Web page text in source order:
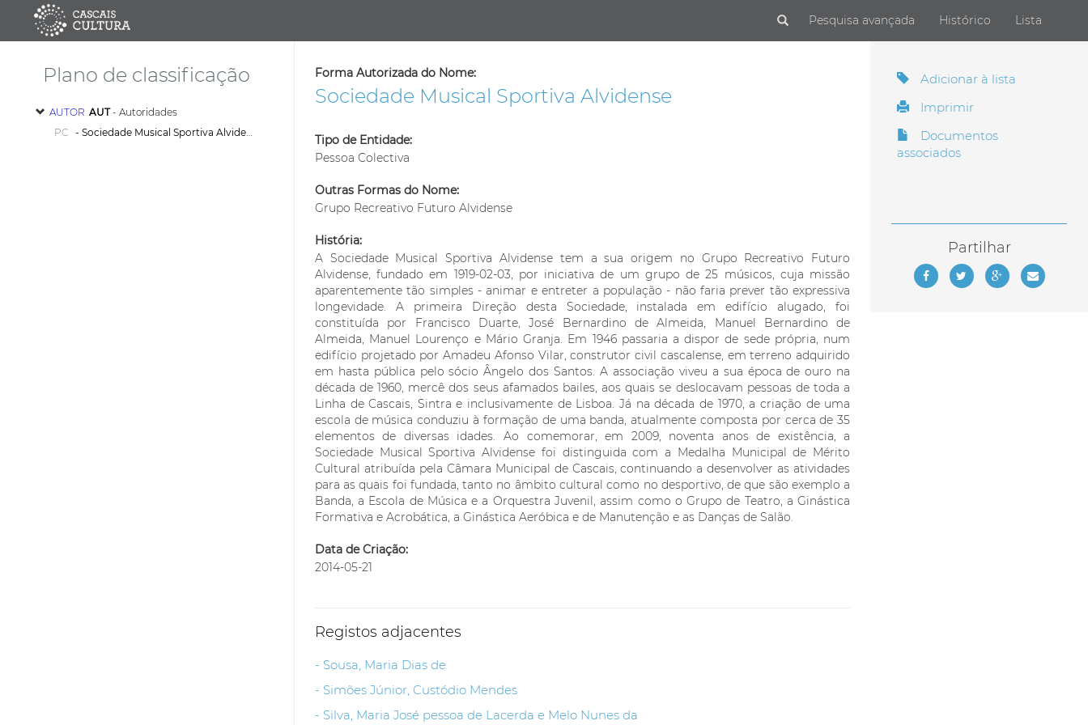
SubmitPesquisa avançada Histórico Lista
Plano de classificação
AUTOR AUT- Autoridades
PC - Sociedade Musical Sportiva Alvidense
Forma Autorizada do Nome:
Sociedade Musical Sportiva Alvidense
Tipo de Entidade:
Pessoa Colectiva
Outras Formas do Nome:
Grupo Recreativo Futuro Alvidense
História:
A Sociedade Musical Sportiva Alvidense tem a sua origem no Grupo Recreativo Futuro
Alvidense, fundado em 1919-02-03, por iniciativa de um grupo de 25 músicos, cuja missão
aparentemente tão simples - animar e entreter a população - não faria prever tão expressiva
longevidade. A primeira Direção desta Sociedade, instalada em edifício alugado, foi
constituída por Francisco Duarte, José Bernardino de Almeida, Manuel Bernardino de
Almeida, Manuel Lourenço e Mário Granja. Em 1946 passaria a dispor de sede própria, num
edifício projetado por Amadeu Afonso Vilar, construtor civil cascalense, em terreno adquirido
em hasta pública pelo sócio Ângelo dos Santos. A associação viveu a sua época de ouro na
década de 1960, mercê dos seus afamados bailes, aos quais se deslocavam pessoas de toda a
Linha de Cascais, Sintra e inclusivamente de Lisboa. Já na década de 1970, a criação de uma
escola de música conduziu à formação de uma banda, atualmente composta por cerca de 35
elementos de diversas idades. Ao comemorar, em 2009, noventa anos de existência, a
Sociedade Musical Sportiva Alvidense foi distinguida com a Medalha Municipal de Mérito
Cultural atribuída pela Câmara Municipal de Cascais, continuando a desenvolver as atividades
para as quais foi fundada, tanto no âmbito cultural como no desportivo, de que são exemplo a
Banda, a Escola de Música e a Orquestra Juvenil, assim como o Grupo de Teatro, a Ginástica
Formativa e Acrobática, a Ginástica Aeróbica e de Manutenção e as Danças de Salão.
Data de Criação:
2014-05-21
Registos adjacentes
- Sousa, Maria Dias de
- Simões Júnior, Custódio Mendes
- Silva, Maria José pessoa de Lacerda e Melo Nunes da
Adicionar à lista
Imprimir
Documentos
associados
Partilhar